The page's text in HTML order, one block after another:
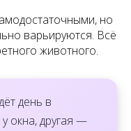
но
варьируются. Всё
животного.
день в
окна, другая —